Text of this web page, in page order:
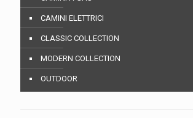
CAMINI ELETTRICI
CLASSIC COLLECTION
MODERN COLLECTION
OUTDOOR